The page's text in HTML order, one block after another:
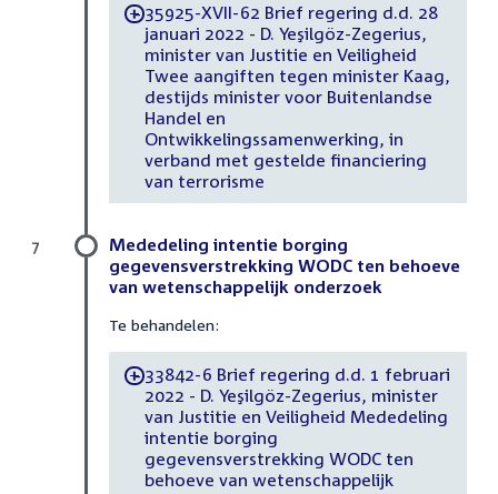
-35925-XVII-62 Brief regering d.d. 28
januari 2022 - D. Yeşilgöz-Zegerius,
minister van Justitie en Veiligheid
Twee aangiften tegen minister Kaag,
destijds minister voor Buitenlandse
Handel en
Ontwikkelingssamenwerking, in
verband met gestelde financiering
van terrorisme
Mededeling intentie borging
gegevensverstrekking WODC ten behoeve
van wetenschappelijk onderzoek
Te behandelen:
-33842-6 Brief regering d.d. 1 februari
2022 - D. Yeşilgöz-Zegerius, minister
van Justitie en Veiligheid Mededeling
intentie borging
gegevensverstrekking WODC ten
behoeve van wetenschappelijk
7